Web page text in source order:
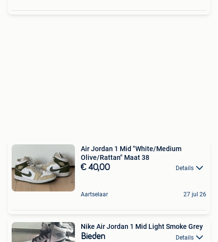
Air Jordan 1 Mid "White/Medium
Olive/Rattan" Maat 38
€ 40,00 Details
Aartselaar 27 jul 26
Nike Air Jordan 1 Mid Light Smoke Grey
Bieden Details